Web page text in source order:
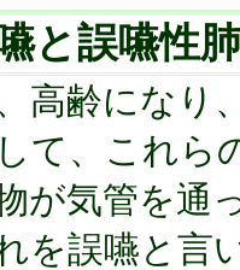
と誤嚥性
高齢になり
て、これら
が気管を通
を誤嚥と言